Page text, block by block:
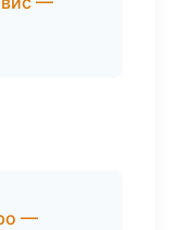
—